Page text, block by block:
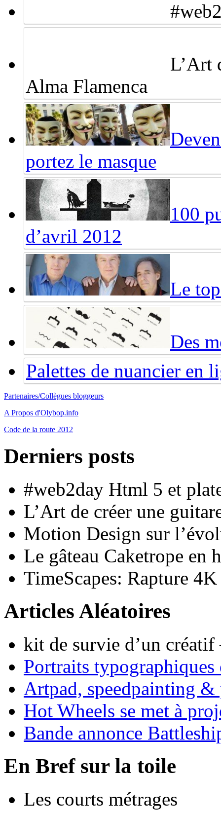
L’Art
Alma Flamenca
portez le masque
100
d’avril 2012
Le
Des
Palettes de nuancier en
Partenaires/Collègues bloggeurs
A Propos d'Olybop.info
Code de la route 2012
Derniers posts
#web2day Html 5 et
L’Art de créer une
Motion Design sur
Le gâteau Caketrope en
TimeScapes: Rapture 4K
Articles Aléatoires
kit de survie d’un créatif
Portraits
Artpad, speedpainting
Hot Wheels se met à
Bande annonce
En Bref sur la toile
Les courts métrages